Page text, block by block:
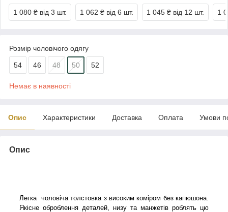
1 080 ₴ від 3 шт. 1 062 ₴ від 6 шт. 1 045 ₴ від 12 шт. 1
Розмір чоловічого одягу
54 46 48 50 52
Немає в наявності
Опис Характеристики Доставка Оплата Умови
Опис
Легка чоловіча толстовка з високим коміром без капюшона.
Якісне оброблення деталей, низу та манжетів роблять цю